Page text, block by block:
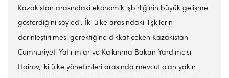
Kazakistan arasındaki ekonomik işbirliğinin büyük gelişme
gösterdiğini söyledi. İki ülke arasındaki ilişkilerin
derinleştirilmesi gerektiğine dikkat çeken Kazakistan
Cumhuriyeti Yatırımlar ve Kalkınma Bakan Yardımcısı
Hairov, iki ülke yönetimleri arasında mevcut olan yakın